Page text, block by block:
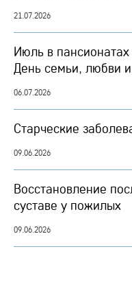
21.07.2026
Июль в
День семьи, любви
06.07.2026
Старческие
09.06.2026
Восстановление
суставе у пожилых
09.06.2026